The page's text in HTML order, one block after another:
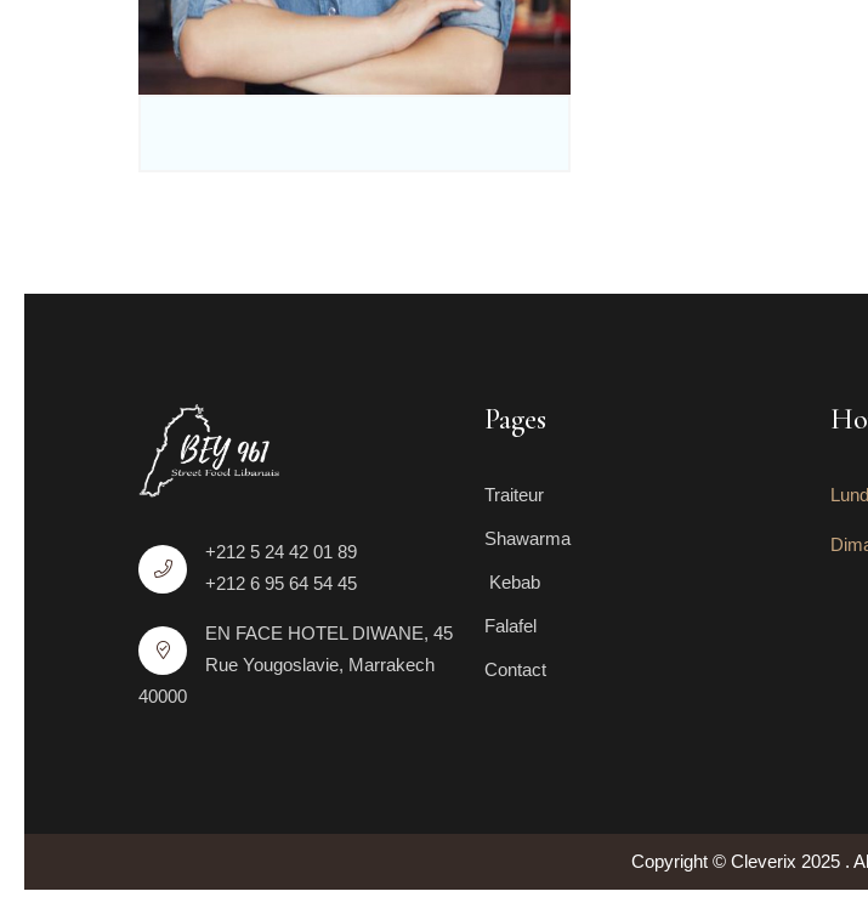
+212 5 24 42 01 89
+212 6 95 64 54 45
EN FACE HOTEL DIWANE, 45
Rue Yougoslavie, Marrakech
40000
Pages
Traiteur
Shawarma
Kebab
Falafel
Contact
Copyright © Cleverix 2025 .